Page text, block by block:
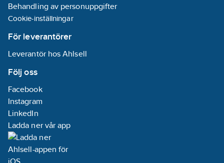
Behandling av personuppgifter
Cookie-inställningar
För leverantörer
Leverantör hos Ahlsell
Följ oss
Facebook
Instagram
LinkedIn
Ladda ner vår app